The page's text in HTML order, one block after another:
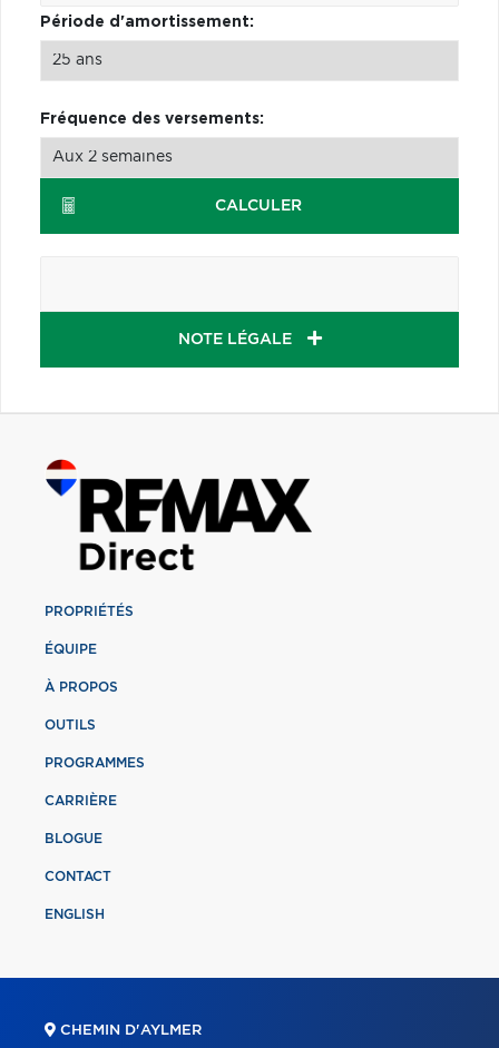
Période d'amortissement:
Fréquence des versements:
CALCULER
NOTE LÉGALE
PROPRIÉTÉS
ÉQUIPE
À PROPOS
OUTILS
PROGRAMMES
CARRIÈRE
BLOGUE
CONTACT
ENGLISH
CHEMIN D'AYLMER